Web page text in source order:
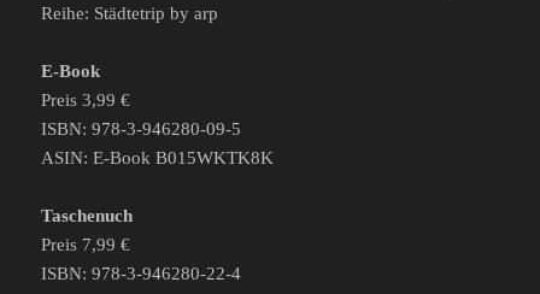
Reihe: Städtetrip by arp
E-Book
Preis 3,99 €
ISBN: 978-3-946280-09-5
ASIN: E-Book B015WKTK8K
Taschenuch
Preis 7,99 €
ISBN: 978-3-946280-22-4